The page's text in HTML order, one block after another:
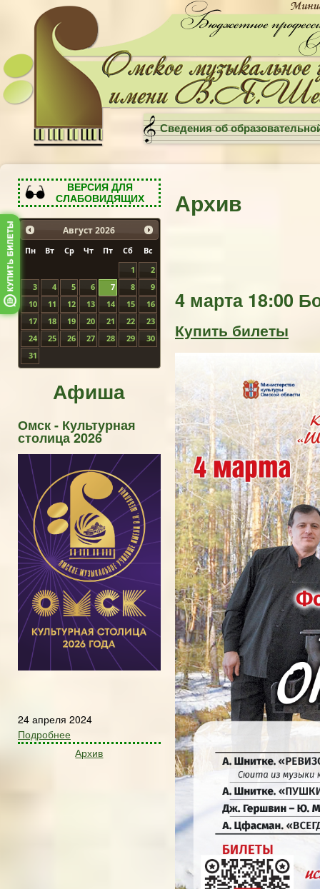
Сведения об
ВЕРСИЯ ДЛЯ
СЛАБОВИДЯЩИХ
Август 2026
Пн Вт Ср Чт Пт Сб
Вс
1
2
3
4 5 6 7 8
9
10
11 12 13 14 15
16
17
18 19 20 21 22
23
24
25 26 27 28 29
30
31
Афиша
Омск - Культурная
столица 2026
24 апреля 2024
Подробнее
Архив
Архив
4 марта 18:00
Купить билеты